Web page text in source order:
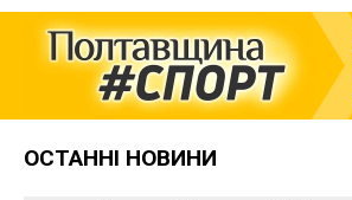
ОСТАННІ НОВИНИ